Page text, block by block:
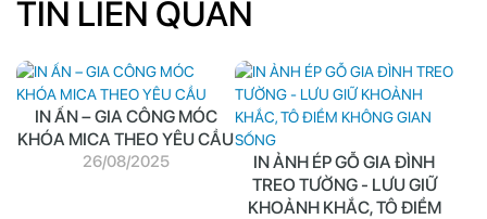
TIN LIÊN QUAN
IN ẤN – GIA CÔNG MÓC
KHÓA MICA THEO YÊU CẦU
26/08/2025
IN ẢNH ÉP GỖ GIA ĐÌNH
TREO TƯỜNG - LƯU GIỮ
KHOẢNH KHẮC, TÔ ĐIỂM